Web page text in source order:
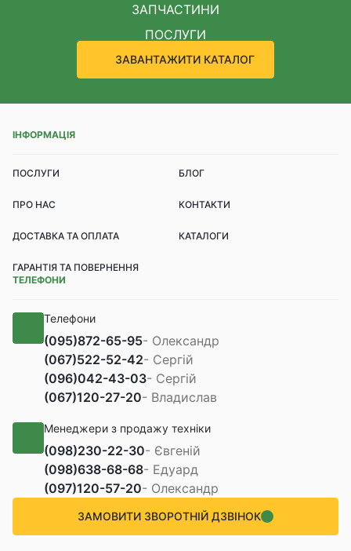
ЗАПЧАСТИНИ
ПОСЛУГИ
ЗАВАНТАЖИТИ КАТАЛОГ
ІНФОРМАЦІЯ
ПОСЛУГИ БЛОГ
ПРО НАС КОНТАКТИ
ДОСТАВКА ТА ОПЛАТА КАТАЛОГИ
ГАРАНТІЯ ТА ПОВЕРНЕННЯ
ТЕЛЕФОНИ
Телефони
(095)872-65-95- Олександр
(067)522-52-42- Сергій
(096)042-43-03- Сергій
(067)120-27-20- Владислав
Менеджери з продажу техніки
(098)230-22-30- Євгеній
(098)638-68-68- Едуард
(097)120-57-20- Олександр
ЗАМОВИТИ ЗВОРОТНІЙ ДЗВІНОК